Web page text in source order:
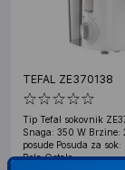
TEFAL ZE370138
Tip Tefal sokovnik
Snaga: 350 W Brzine:
posude Posuda za
Bela Ostalo